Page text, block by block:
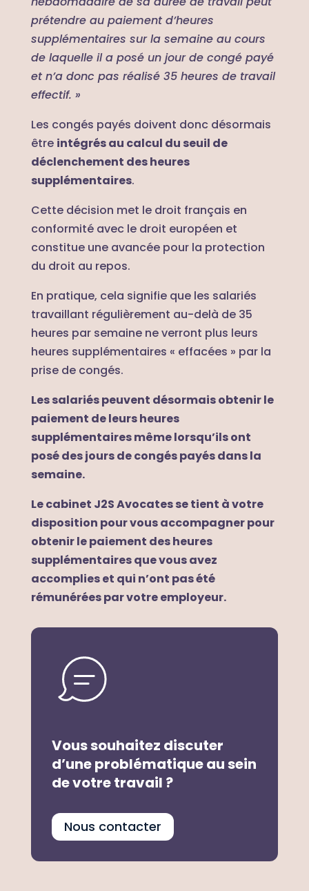
prétendre au paiement d’heures
supplémentaires sur la semaine au cours
de laquelle il a posé un jour de congé payé
et n’a donc pas réalisé 35 heures de travail
effectif. »
Les congés payés doivent donc désormais
être intégrés au calcul du seuil de
déclenchement des heures
supplémentaires.
Cette décision met le droit français en
conformité avec le droit européen et
constitue une avancée pour la protection
du droit au repos.
En pratique, cela signifie que les salariés
travaillant régulièrement au-delà de 35
heures par semaine ne verront plus leurs
heures supplémentaires « effacées » par la
prise de congés.
Les salariés peuvent désormais obtenir le
paiement de leurs heures
supplémentaires même lorsqu’ils ont
posé des jours de congés payés dans la
semaine.
Le cabinet J2S Avocates se tient à votre
disposition pour vous accompagner pour
obtenir le paiement des heures
supplémentaires que vous avez
accomplies et qui n’ont pas été
rémunérées par votre employeur.
Vous souhaitez discuter
d’une problématique au sein
de votre travail ?
Nous contacter